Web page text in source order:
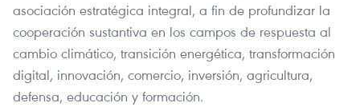
asociación estratégica integral, a fin de profundizar la
cooperación sustantiva en los campos de respuesta al
cambio climático, transición energética, transformación
digital, innovación, comercio, inversión, agricultura,
defensa, educación y formación.